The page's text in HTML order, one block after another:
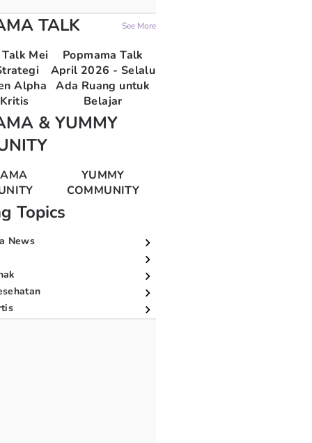
TALK See More
Mei
Alpha
Popmama Talk
April 2026 - Selalu
Ada Ruang untuk
Belajar
& YUMMY
YUMMY
COMMUNITY
Topics
News